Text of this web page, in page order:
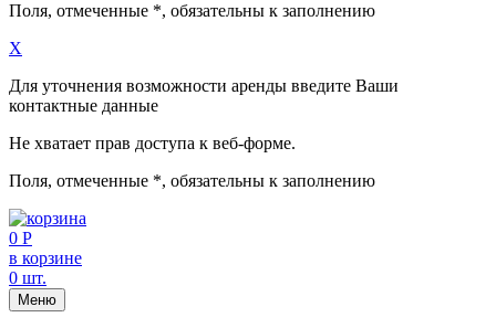
Поля, отмеченные *, обязательны к заполнению
X
Для уточнения возможности аренды введите Ваши
контактные данные
Не хватает прав доступа к веб-форме.
Поля, отмеченные *, обязательны к заполнению
0 Р
в корзине
0 шт.
Меню